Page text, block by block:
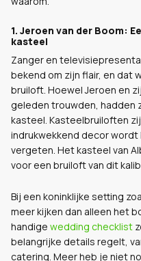
1. Jeroen van der Boom:
kasteel
Zanger en
bekend om zijn flair, en dat
bruiloft. Hoewel Jeroen en
geleden trouwden, hadden
kasteel. Kasteelbruiloften
indrukwekkend decor
vergeten. Het kasteel van
voor een bruiloft van dit
Bij een koninklijke setting
meer kijken dan alleen het
handige wedding checklist
belangrijke details regelt,
catering. Meer heb je niet